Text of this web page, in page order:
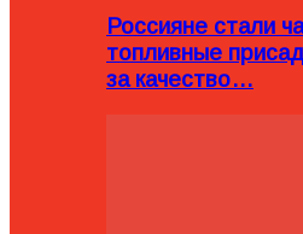
Россияне стали
топливные
за качество…